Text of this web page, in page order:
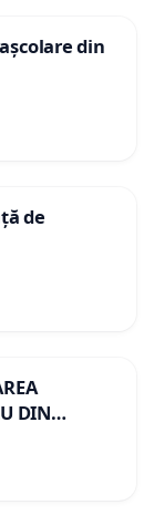
din
de
DIN